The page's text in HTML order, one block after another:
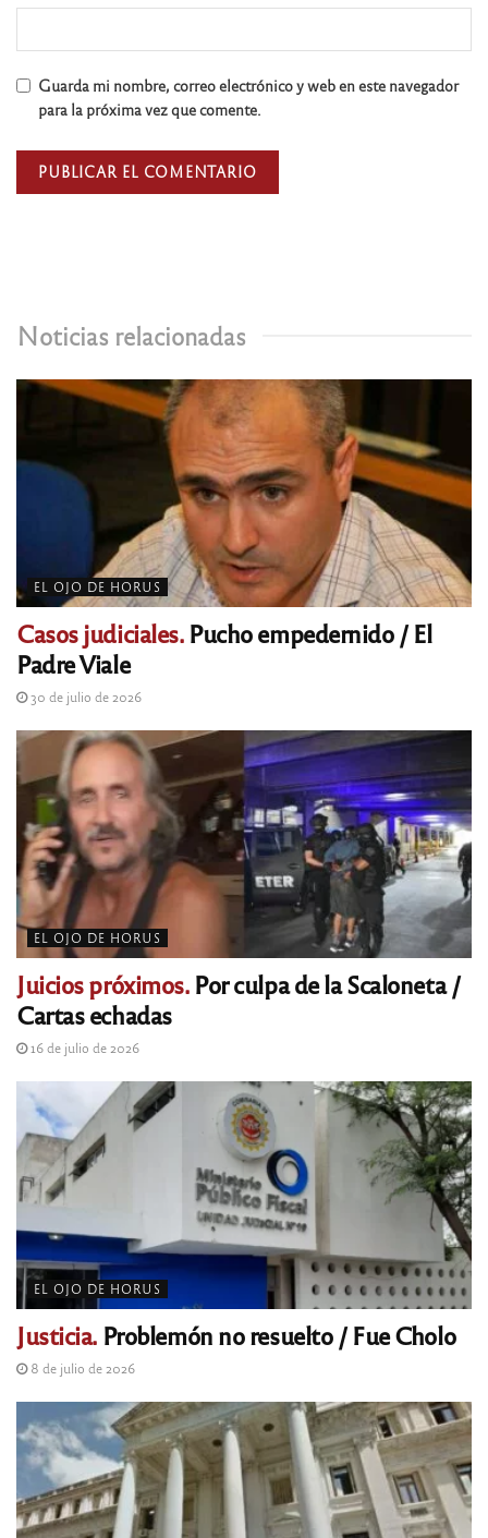
Noticias relacionadas
EL OJO DE HORUS
Casos judiciales.Pucho empedernido / El
Padre Viale
30 de julio de 2026
EL OJO DE HORUS
Juicios próximos.Por culpa de la Scaloneta /
Cartas echadas
16 de julio de 2026
EL OJO DE HORUS
Justicia. Problemón no resuelto / Fue Cholo
8 de julio de 2026
Guarda mi nombre, correo electrónico y web en este navegador
para la próxima vez que comente.